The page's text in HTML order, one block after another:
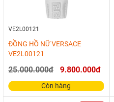
VE2L00121
ĐỒNG HỒ NỮ VERSACE
VE2L00121
25.000.000đ 9.800.000đ
Còn hàng